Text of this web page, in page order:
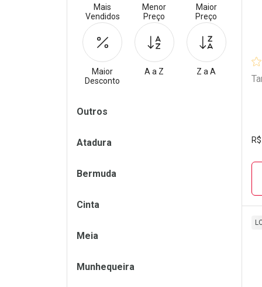
R$
Mais
Vendidos
Menor
Preço
Maior
Preço
Maior
Desconto
A a Z Z a A
Filtros
Outros
Atadura
Bermuda
Cinta
Meia
Munhequeira